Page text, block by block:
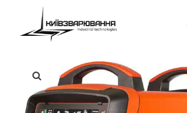
Головна
Каталог товарів